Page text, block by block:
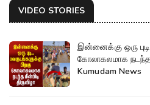
VIDEO STORIES
இன்னைக்கு ஒரு
கோலாகலமாக நடந்த
Kumudam News